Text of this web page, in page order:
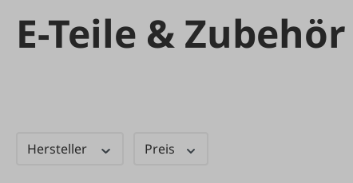
E-Teile &
Hersteller Preis